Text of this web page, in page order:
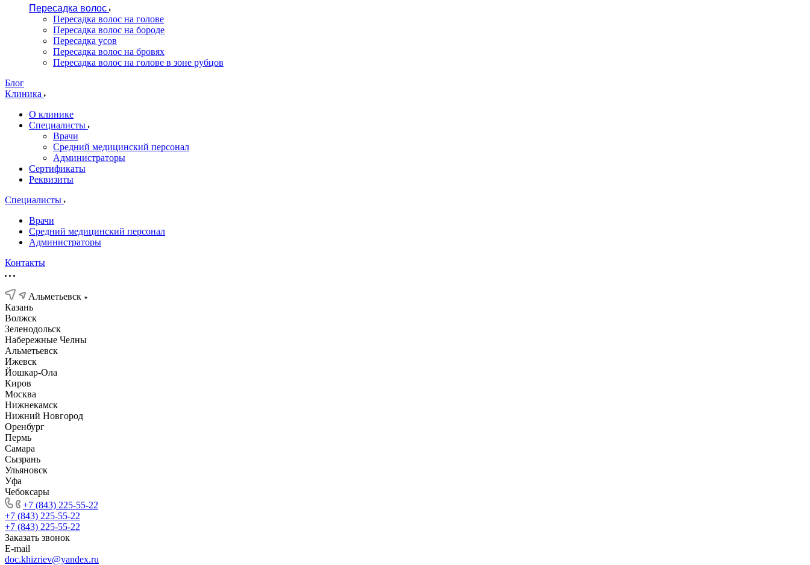
Пересадка волос
Пересадка волос на голове
Пересадка волос на бороде
Пересадка усов
Пересадка волос на бровях
Пересадка волос на голове в зоне рубцов
Блог
Клиника
О клинике
Специалисты
Врачи
Средний медицинский персонал
Администраторы
Сертификаты
Реквизиты
Специалисты
Врачи
Средний медицинский персонал
Администраторы
Контакты
Альметьевск
Казань
Волжск
Зеленодольск
Набережные Челны
Альметьевск
Ижевск
Йошкар-Ола
Киров
Москва
Нижнекамск
Нижний Новгород
Оренбург
Пермь
Самара
Сызрань
Ульяновск
Уфа
Чебоксары
+7 (843) 225-55-22
+7 (843) 225-55-22
+7 (843) 225-55-22
Заказать звонок
E-mail
doc.khizriev@yandex.ru